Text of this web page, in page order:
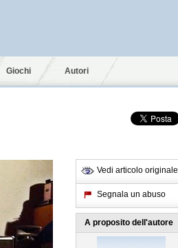
Giochi Autori
Vedi articolo originale
Segnala un abuso
A proposito dell'autore